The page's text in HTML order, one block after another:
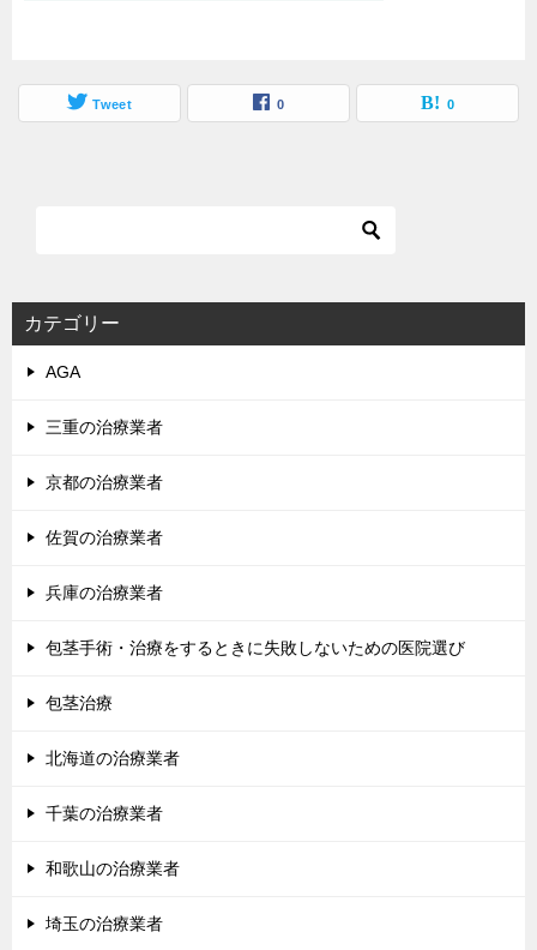
Tweet 0 0
カテゴリー
AGA
三重の治療業者
京都の治療業者
佐賀の治療業者
兵庫の治療業者
包茎手術・治療をするときに失敗しないための医院選び
包茎治療
北海道の治療業者
千葉の治療業者
和歌山の治療業者
埼玉の治療業者